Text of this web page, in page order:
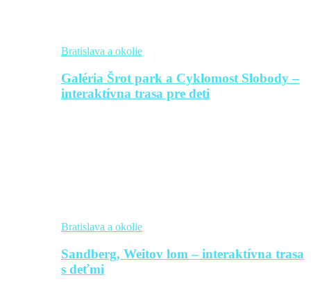
Bratislava a okolie
Galéria Šrot park a Cyklomost Slobody –
interaktívna trasa pre deti
Bratislava a okolie
Sandberg, Weitov lom – interaktívna trasa
s deťmi